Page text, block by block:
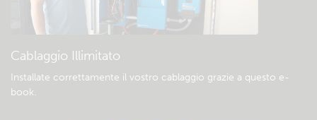
Download e documentazione generali
Cablaggio Illimitato
Installate correttamente il vostro cablaggio grazie a questo e-
book.